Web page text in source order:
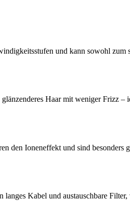
und kann sowohl zum
Haar mit weniger Frizz –
den Ioneneffekt und sind besonders
Kabel und austauschbare Filter,